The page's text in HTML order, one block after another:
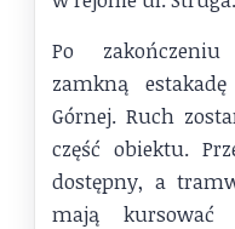
Po
zamkną
Górnej. Ruch
część obiektu.
dostępny, a
mają